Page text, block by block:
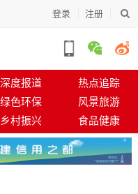
登录 注册
深度报道
热点追踪
绿色环保
风景旅游
乡村振兴 食品健康